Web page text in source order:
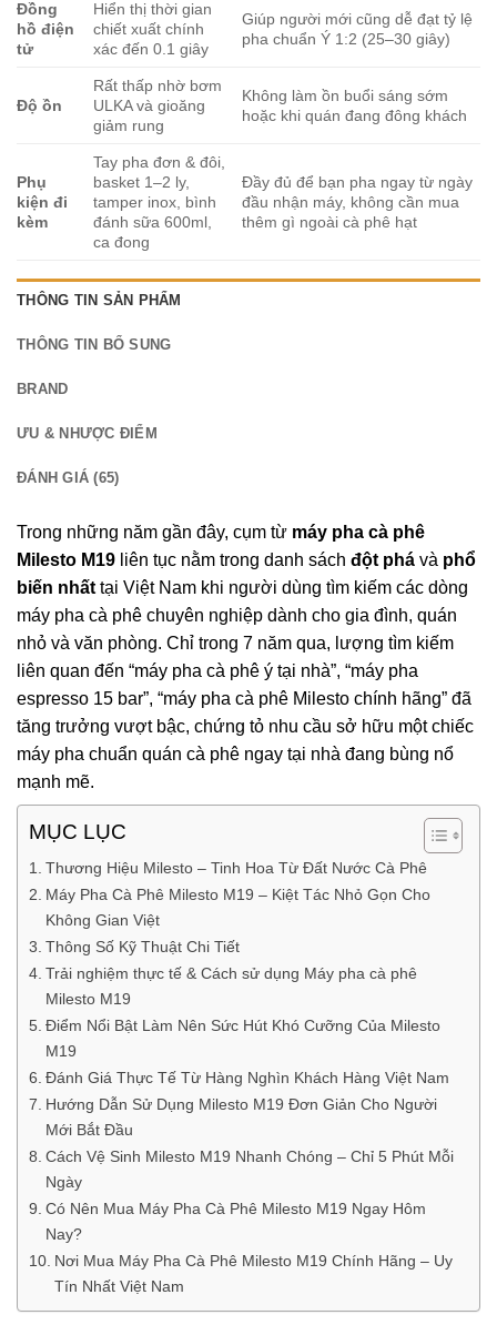
Đồng
hồ điện
tử
Hiển thị thời gian
chiết xuất chính
xác đến 0.1 giây
Giúp người mới cũng dễ đạt tỷ lệ
pha chuẩn Ý 1:2 (25–30 giây)
Độ ồn
Rất thấp nhờ bơm
ULKA và gioăng
giảm rung
Không làm ồn buổi sáng sớm
hoặc khi quán đang đông khách
Phụ
kiện đi
kèm
Tay pha đơn & đôi,
basket 1–2 ly,
tamper inox, bình
đánh sữa 600ml,
ca đong
Đầy đủ để bạn pha ngay từ ngày
đầu nhận máy, không cần mua
thêm gì ngoài cà phê hạt
THÔNG TIN SẢN PHẨM
THÔNG TIN BỔ SUNG
BRAND
ƯU & NHƯỢC ĐIỂM
ĐÁNH GIÁ (65)
Trong những năm gần đây, cụm từ máy pha cà phê
Milesto M19 liên tục nằm trong danh sách đột phá và phổ
biến nhất tại Việt Nam khi người dùng tìm kiếm các dòng
máy pha cà phê chuyên nghiệp dành cho gia đình, quán
nhỏ và văn phòng. Chỉ trong 7 năm qua, lượng tìm kiếm
liên quan đến “máy pha cà phê ý tại nhà”, “máy pha
espresso 15 bar”, “máy pha cà phê Milesto chính hãng” đã
tăng trưởng vượt bậc, chứng tỏ nhu cầu sở hữu một chiếc
máy pha chuẩn quán cà phê ngay tại nhà đang bùng nổ
mạnh mẽ.
MỤC LỤC
Thương Hiệu Milesto – Tinh Hoa Từ Đất Nước Cà Phê
Máy Pha Cà Phê Milesto M19 – Kiệt Tác Nhỏ Gọn Cho
Không Gian Việt
Thông Số Kỹ Thuật Chi Tiết
Trải nghiệm thực tế & Cách sử dụng Máy pha cà phê
Milesto M19
Điểm Nổi Bật Làm Nên Sức Hút Khó Cưỡng Của Milesto
M19
Đánh Giá Thực Tế Từ Hàng Nghìn Khách Hàng Việt Nam
Hướng Dẫn Sử Dụng Milesto M19 Đơn Giản Cho Người
Mới Bắt Đầu
Cách Vệ Sinh Milesto M19 Nhanh Chóng – Chỉ 5 Phút Mỗi
Ngày
Có Nên Mua Máy Pha Cà Phê Milesto M19 Ngay Hôm
Nay?
Nơi Mua Máy Pha Cà Phê Milesto M19 Chính Hãng – Uy
Tín Nhất Việt Nam